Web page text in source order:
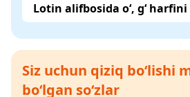
Lotin alifbosida o‘, g‘ harfini
Siz uchun qiziq bo‘lishi
bo‘lgan so‘zlar